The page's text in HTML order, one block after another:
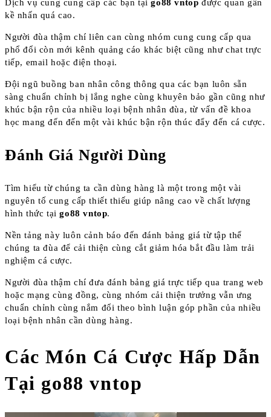
Dịch vụ cung cung cấp các bạn tạigo88 vntop được quan gần
kề nhấn quá cao.
Người đùa thậm chí liên can cùng nhóm cung cung cấp qua
phổ đổi còn mới kênh quảng cáo khác biệt cũng như chat trực
tiếp, email hoặc điện thoại.
Đội ngũ buồng ban nhân công thông qua các bạn luôn sẵn
sàng chuẩn chỉnh bị lắng nghe cùng khuyên bảo gần cũng như
khúc bận rộn của nhiều loại bệnh nhân đùa, từ vấn đề khoa
học mang đến đến một vài khúc bận rộn thúc đẩy đến cá cược.
Đánh Giá Người Dùng
Tìm hiểu từ chúng ta cần dùng hàng là một trong một vài
nguyên tố cung cấp thiết thiếu giúp nâng cao về chất lượng
hình thức tạigo88 vntop.
Nền tảng này luôn cảnh báo đến đánh bảng giá từ tập thể
chúng ta đùa để cải thiện cùng cắt giảm hóa bắt đầu làm trải
nghiệm cá cược.
Người đùa thậm chí đưa đánh bảng giá trực tiếp qua trang web
hoặc mạng cùng đồng, cùng nhóm cải thiện trưởng vẫn ưng
chuẩn chỉnh cùng nắm đổi theo bình luận góp phần của nhiều
loại bệnh nhân cần dùng hàng.
Các Món Cá Cược Hấp Dẫn
Tại go88 vntop